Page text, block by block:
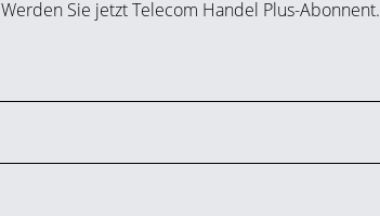
Sie jetzt Telecom Handel Plus-Abonnent.